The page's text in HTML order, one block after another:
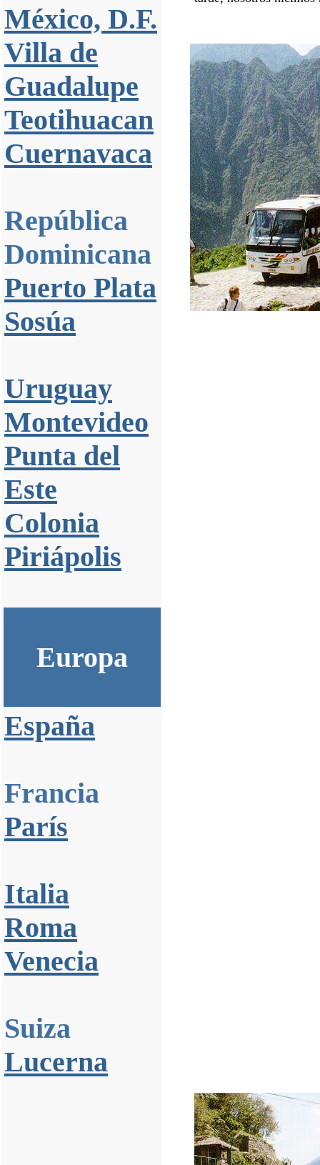
México, D.F.
Villa de
Guadalupe
Teotihuacan
Cuernavaca
República
Dominicana
Puerto Plata
Sosúa
Uruguay
Montevideo
Punta del
Este
Colonia
Piriápolis
Europa
España
Francia
París
Italia
Roma
Venecia
Suiza
Lucerna